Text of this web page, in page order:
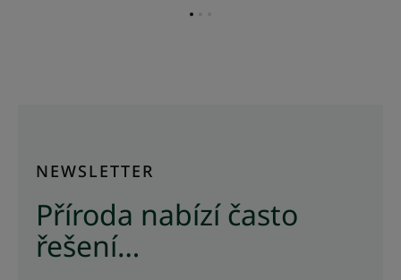
Přejít
NEWSLETTER
Příroda nabízí často
řešení…